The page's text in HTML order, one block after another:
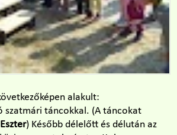
alakult:
szatmári táncokkal. (A táncokat
) Később délelőtt és délután az